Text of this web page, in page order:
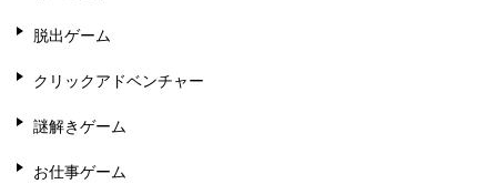
脱出ゲーム
クリックアドベンチャー
謎解きゲーム
お仕事ゲーム